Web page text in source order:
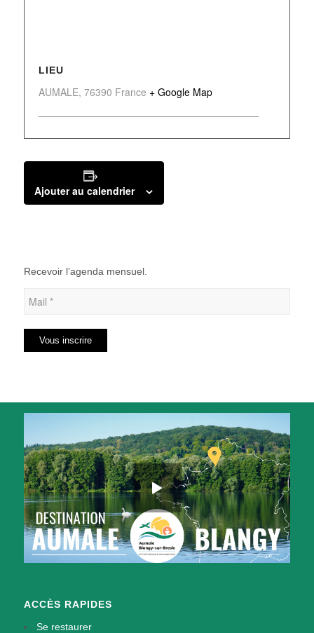
LIEU
AUMALE, 76390 France + Google Map
Ajouter au calendrier
Recevoir l’agenda mensuel.
ACCÈS RAPIDES
Se restaurer